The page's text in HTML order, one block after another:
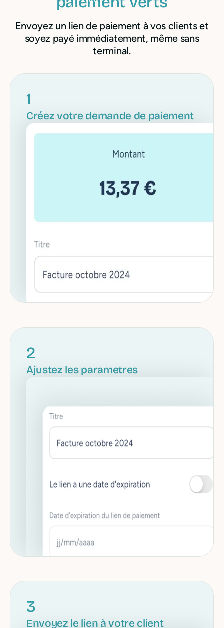
Envoyez un lien de paiement à vos clients et
soyez payé immédiatement, même sans
terminal.
1
Créez votre demande de paiement
2
Ajustez les parametres
3
Envoyez le lien à votre client